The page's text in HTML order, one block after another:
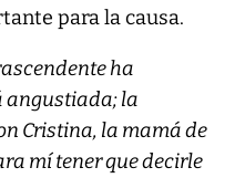
para la causa.
ha
angustiada; la
Cristina, la mamá de
mí tener que decirle